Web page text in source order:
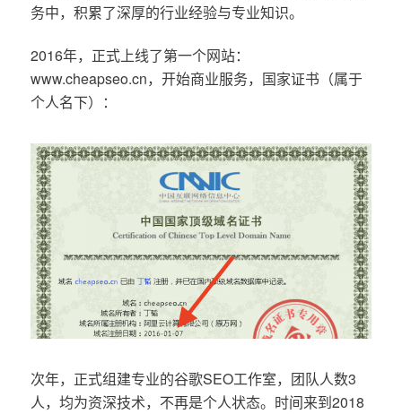
务中，积累了深厚的行业经验与专业知识。
2016年，正式上线了第一个网站：
www.cheapseo.cn，开始商业服务，国家证书（属于
个人名下）：
次年，正式组建专业的谷歌SEO工作室，团队人数3
人，均为资深技术，不再是个人状态。时间来到2018